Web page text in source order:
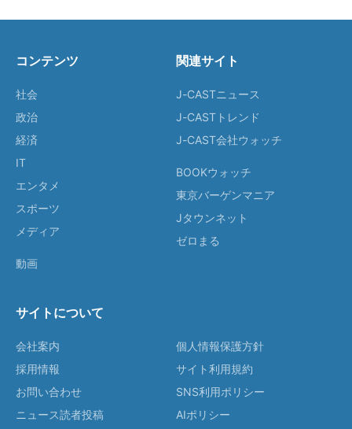
コンテンツ
社会
政治
経済
IT
エンタメ
スポーツ
メディア
動画
関連サイト
J-CASTニュース
J-CASTトレンド
J-CAST会社ウォッチ
BOOKウォッチ
東京バーゲンマニア
Jタウンネット
ゼロまる
サイトについて
会社案内
採用情報
お問い合わせ
ニュース読者投稿
個人情報保護方針
サイト利用規約
SNS利用ポリシー
AIポリシー